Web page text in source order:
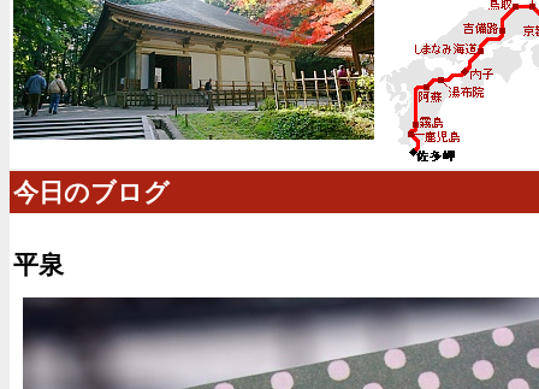
今日のブログ
平泉